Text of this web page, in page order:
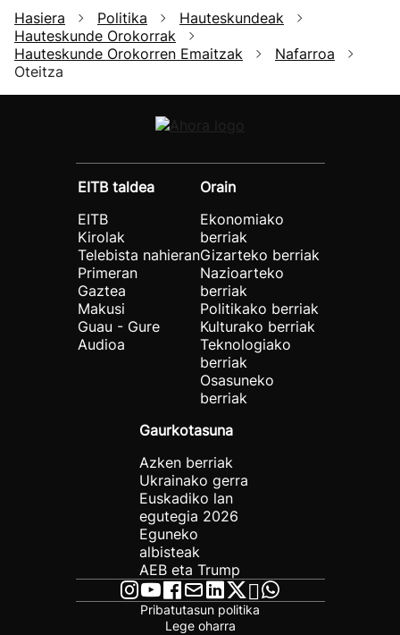
Hasiera Politika
Hauteskundeak
Hauteskunde Orokorrak
Hauteskunde Orokorren Emaitzak
Nafarroa
Oteitza
EITB taldea
EITB
Kirolak
Telebista nahieran
Primeran
Gaztea
Makusi
Guau - Gure
Audioa
Orain
Ekonomiako
berriak
Gizarteko berriak
Nazioarteko
berriak
Politikako berriak
Kulturako berriak
Teknologiako
berriak
Osasuneko
berriak
Gaurkotasuna
Azken berriak
Ukrainako gerra
Euskadiko lan
egutegia 2026
Eguneko
albisteak
AEB eta Trump
Pribatutasun politika
Lege oharra